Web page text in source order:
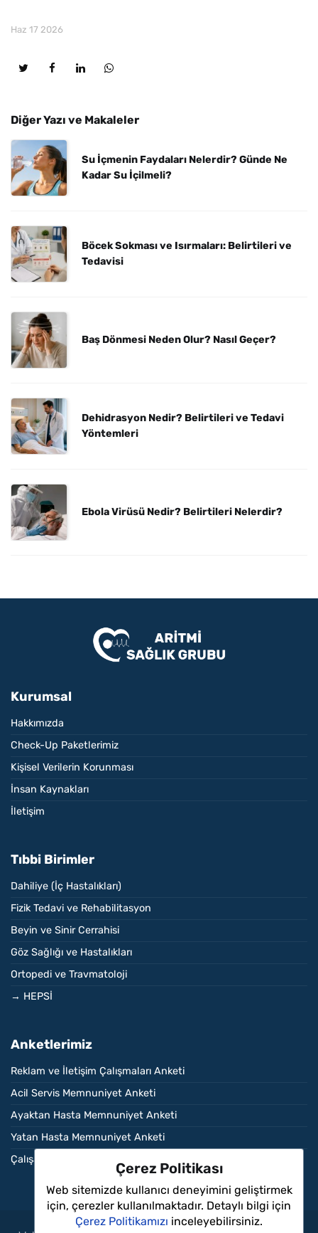
Haz 17 2026
Diğer Yazı ve Makaleler
Su İçmenin Faydaları Nelerdir? Günde Ne
Kadar Su İçilmeli?
Böcek Sokması ve Isırmaları: Belirtileri ve
Tedavisi
Baş Dönmesi Neden Olur? Nasıl Geçer?
Dehidrasyon Nedir? Belirtileri ve Tedavi
Yöntemleri
Ebola Virüsü Nedir? Belirtileri Nelerdir?
Kurumsal
Hakkımızda
Check-Up Paketlerimiz
Kişisel Verilerin Korunması
İnsan Kaynakları
İletişim
Tıbbi Birimler
Dahiliye (İç Hastalıkları)
Fizik Tedavi ve Rehabilitasyon
Beyin ve Sinir Cerrahisi
Göz Sağlığı ve Hastalıkları
Ortopedi ve Travmatoloji
→ HEPSİ
Anketlerimiz
Reklam ve İletişim Çalışmaları Anketi
Acil Servis Memnuniyet Anketi
Ayaktan Hasta Memnuniyet Anketi
Yatan Hasta Memnuniyet Anketi
Çalışan Memnuniyet Anketi
−
Merhaba, yardımcı olmamı ister misiniz?
Çerez Politikası
Web sitemizde kullanıcı deneyimini geliştirmek
için, çerezler kullanılmaktadır. Detaylı bilgi için
Çerez Politikamızı inceleyebilirsiniz.